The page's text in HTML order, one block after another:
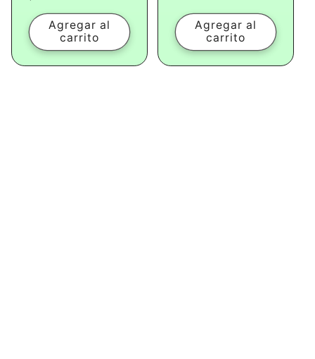
oferta
Agregar al
carrito
Agregar al
carrito